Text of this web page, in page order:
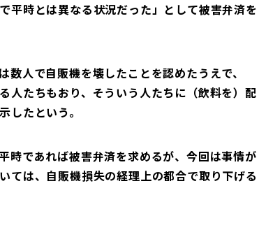
平時とは異なる状況だった」として被害弁済を
人で自販機を壊したことを認めたうえで、
人たちもおり、そういう人たちに（飲料を）配
したという。
時であれば被害弁済を求めるが、今回は事情が
ては、自販機損失の経理上の都合で取り下げる